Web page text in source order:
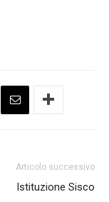
Articolo successivo
Istituzione Sisco